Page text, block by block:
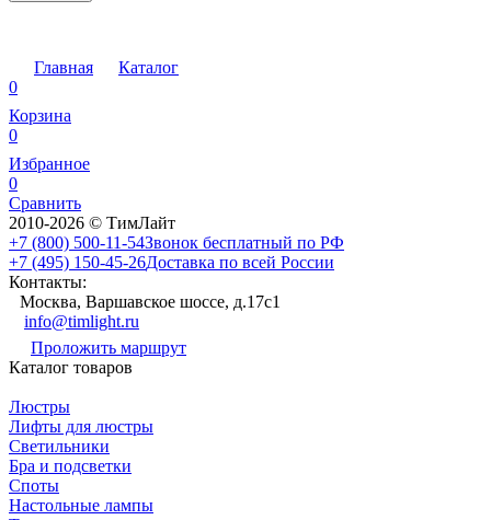
Главная
Каталог
0
Корзина
0
Избранное
0
Сравнить
2010-2026 © ТимЛайт
+7 (800) 500-11-54Звонок бесплатный по РФ
+7 (495) 150-45-26Доставка по всей России
Контакты:
Москва, Варшавское шоссе, д.17c1
info@timlight.ru
Проложить маршрут
Каталог товаров
Люстры
Лифты для люстры
Светильники
Бра и подсветки
Споты
Настольные лампы